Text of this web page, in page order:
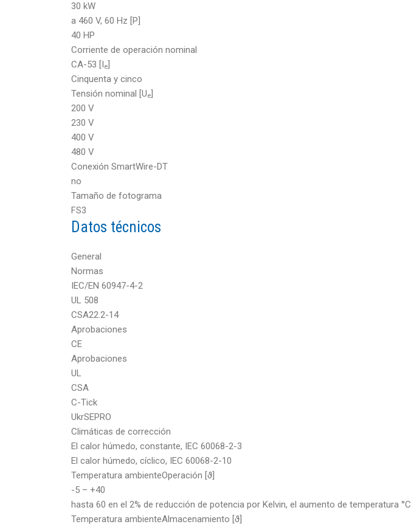
30 kW
a 460 V, 60 Hz [P]
40 HP
Corriente de operación nominal
CA-53 [Ie]
Cinquenta y cinco
Tensión nominal [Ue]
200 V
230 V
400 V
480 V
Conexión SmartWire-DT
no
Tamaño de fotograma
FS3
Datos técnicos
General
Normas
IEC/EN 60947-4-2
UL 508
CSA22.2-14
Aprobaciones
CE
Aprobaciones
UL
CSA
C-Tick
UkrSEPRO
Climáticas de corrección
El calor húmedo, constante, IEC 60068-2-3
El calor húmedo, cíclico, IEC 60068-2-10
Temperatura ambienteOperación [ϑ]
-5 – +40
hasta 60 en el 2% de reducción de potencia por Kelvin, el aumento de temperatura °C
Temperatura ambienteAlmacenamiento [ϑ]